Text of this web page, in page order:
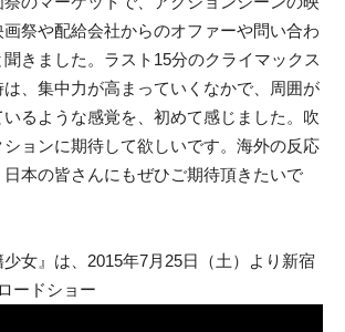
祭や配給会社からのオファーや問い合わ
きました。ラスト15分のクライマックス
、集中力が高まっていくなかで、周囲が
るような感覚を、初めて感じました。吹
ションに期待して欲しいです。海外の反応
日本の皆さんにもぜひご期待頂きたいで
女』は、2015年7月25日（土）より新宿
ードショー